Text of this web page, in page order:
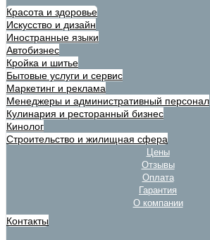
Красота и здоровье
Искусство и дизайн
Иностранные языки
Автобизнес
Кройка и шитье
Бытовые услуги и сервис
Маркетинг и реклама
Менеджеры и административный персонал
Кулинария и ресторанный бизнес
Кинолог
Строительство и жилищная сфера
Цены
Отзывы
Оплата
Гарантия
О компании
Контакты